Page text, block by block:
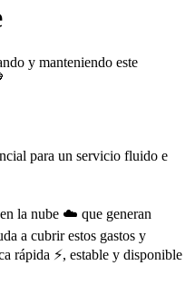
y manteniendo este
para un servicio fluido e
la nube ☁️ que generan
a cubrir estos gastos y
rápida ⚡, estable y disponible